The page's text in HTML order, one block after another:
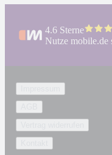
4.6 Sterne
Nutze mobile.de